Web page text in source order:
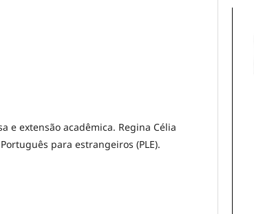
e extensão acadêmica. Regina Célia
para estrangeiros (PLE).